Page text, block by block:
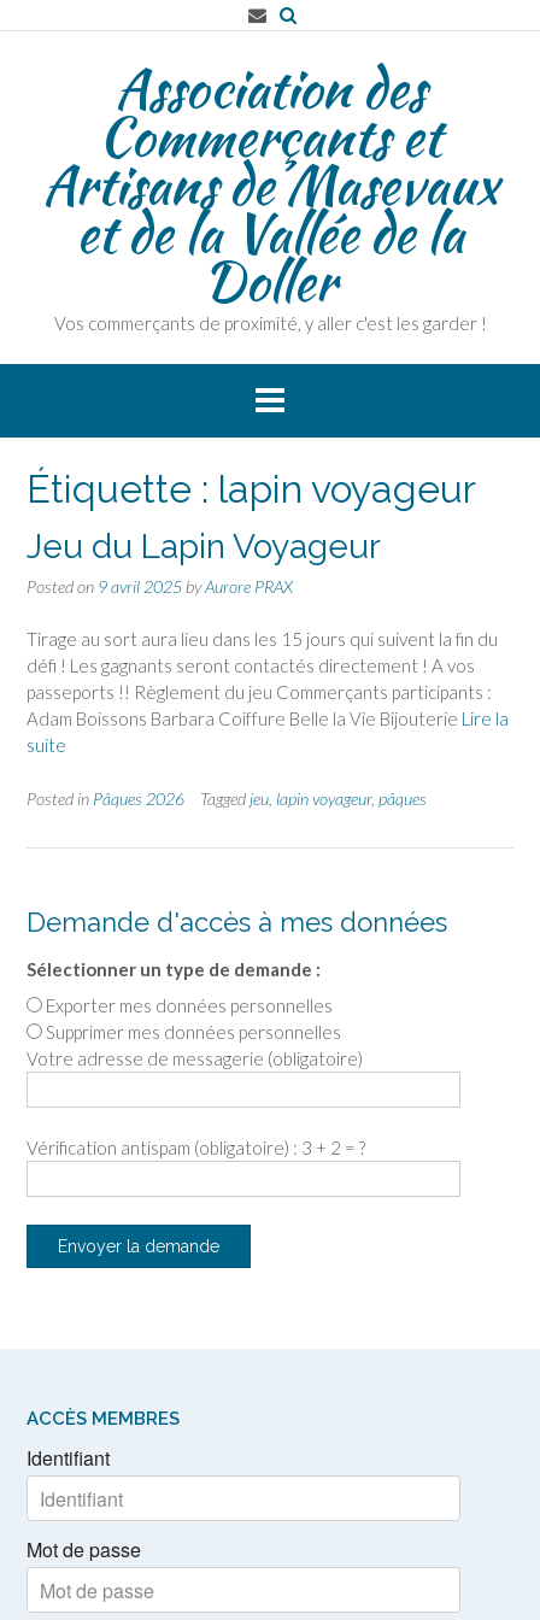
to
Association des
Commerçants et
Artisans de Masevaux
et de la Vallée de la
Doller
Vos commerçants de proximité, y aller c'est les garder !
Étiquette : lapin voyageur
Jeu du Lapin Voyageur
Posted on 9 avril 2025 byAurore PRAX
Tirage au sort aura lieu dans les 15 jours qui suivent la fin du
défi ! Les gagnants seront contactés directement ! A vos
passeports !! Règlement du jeu Commerçants participants :
Adam Boissons Barbara Coiffure Belle la Vie Bijouterie Lire la
suite
Posted in Pâques 2026 Tagged jeu lapin voyageur, pâques
Demande d'accès à mes données
Sélectionner un type de demande :
Exporter mes données personnelles
Supprimer mes données personnelles
Votre adresse de messagerie (obligatoire)
Vérification antispam (obligatoire) : 3 + 2 = ?
ACCÈS MEMBRES
Identifiant
Mot de passe